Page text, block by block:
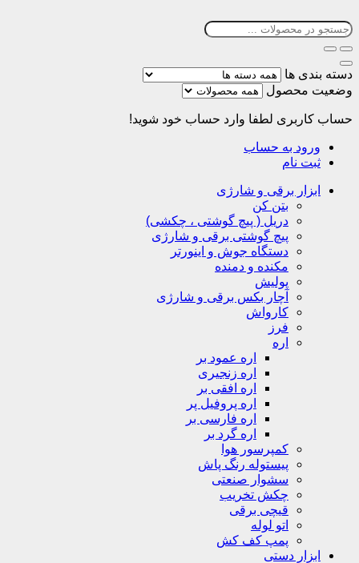
دسته بندی ها
وضعیت محصول
حساب کاربری لطفا وارد حساب خود شوید!
ورود به حساب
ثبت نام
ابزار برقی و شارژی
بتن کن
دریل ( پیچ گوشتی ، چکشی)
پیچ گوشتی برقی و شارژی
دستگاه جوش و اینورتر
مکنده و دمنده
پولیش
آچار بکس برقی و شارژی
کارواش
فرز
اره
اره عمود بر
اره زنجیری
اره افقی بر
اره پروفیل پر
اره فارسی بر
اره گرد بر
کمپرسور هوا
پیستوله رنگ پاش
سشوار صنعتی
چکش تخریب
قیچی برقی
اتو لوله
پمپ کف کش
ابزار دستی